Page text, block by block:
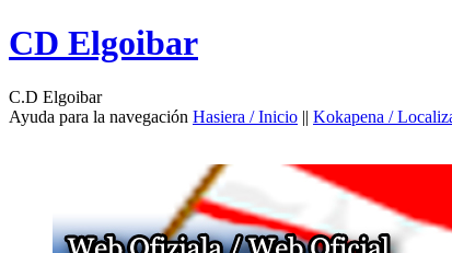
CD Elgoibar
C.D Elgoibar
Ayuda para la navegación Hasiera / Inicio || Kokapena /